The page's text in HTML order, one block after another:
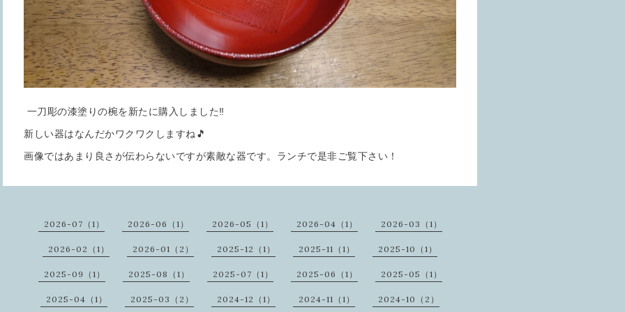
一刀彫の漆塗りの椀を新たに購入しました‼️
新しい器はなんだかワクワクしますね🎵
画像ではあまり良さが伝わらないですが素敵な器です。ランチで是非ご覧下さい！
2026-07（1） 2026-06（1） 2026-05（1） 2026-04（1） 2026-03（1）
2026-02（1） 2026-01（2） 2025-12（1） 2025-11（1） 2025-10（1）
2025-09（1） 2025-08（1） 2025-07（1） 2025-06（1） 2025-05（1）
2025-04（1） 2025-03（2） 2024-12（1） 2024-11（1） 2024-10（2）